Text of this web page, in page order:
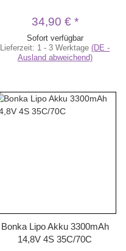
34,90 € *
Sofort verfügbar
Lieferzeit: 1 - 3 Werktage(DE -
Ausland abweichend)
Bonka Lipo Akku 3300mAh
14,8V 4S 35C/70C